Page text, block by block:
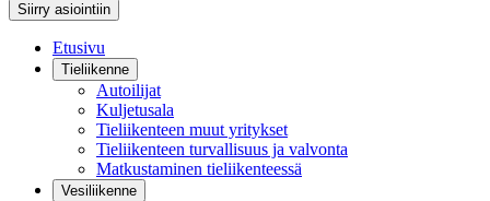
Siirry asiointiin
Etusivu
Tieliikenne
Autoilijat
Kuljetusala
Tieliikenteen muut yritykset
Tieliikenteen turvallisuus ja valvonta
Matkustaminen tieliikenteessä
Vesiliikenne